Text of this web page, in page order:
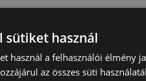
sütiket használ
használ a felhasználói élmény
az összes süti